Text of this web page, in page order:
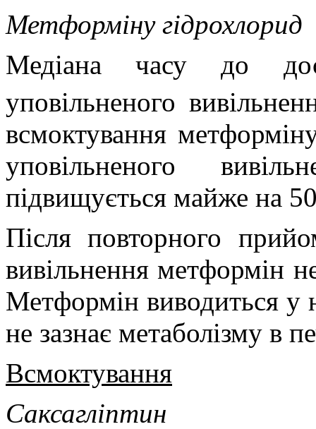
Метформіну гідрохлорид
Медіана часу до
уповільненого
всмоктування
уповільненого
підвищується майже на
Після повторного
вивільнення метформін
Метформін виводиться у
не зазнає метаболізму в
Всмоктування
Саксагліптин